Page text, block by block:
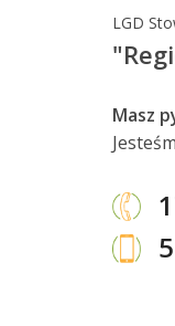
LGD
Masz